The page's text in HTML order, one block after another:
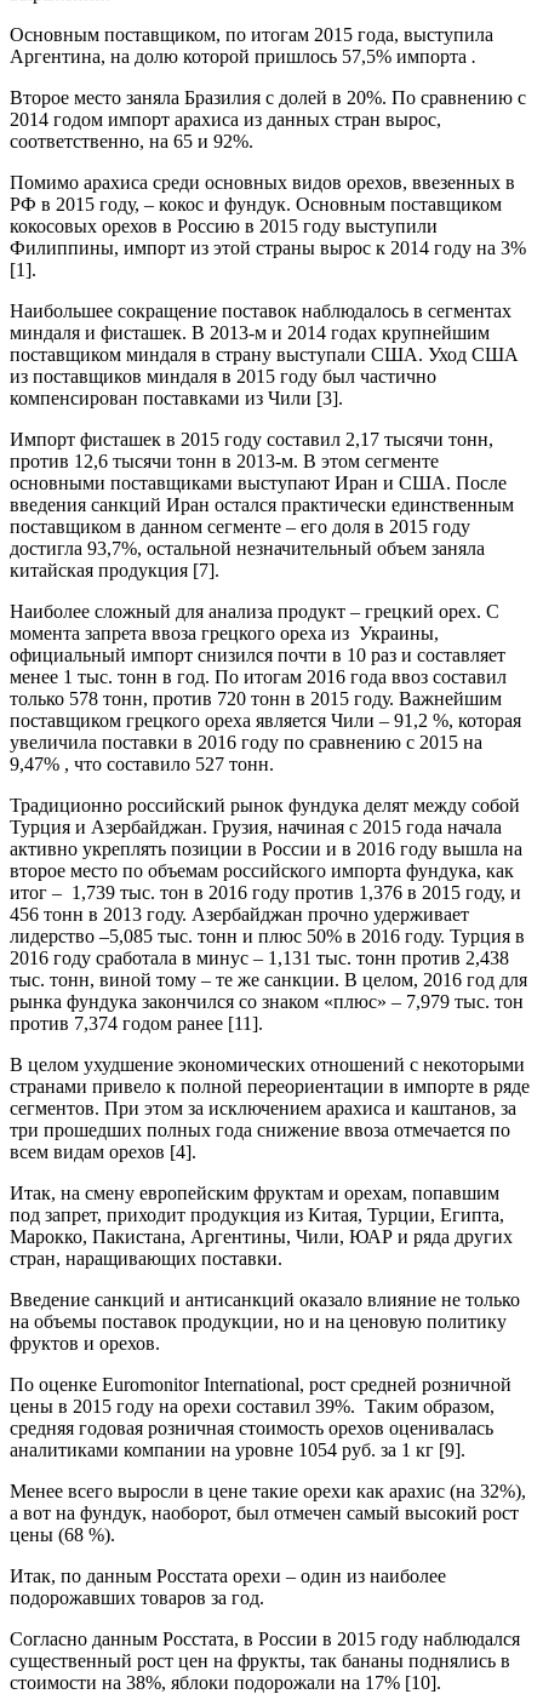
Основным поставщиком, по итогам 2015 года, выступила
Аргентина, на долю которой пришлось 57,5% импорта .
Второе место заняла Бразилия с долей в 20%. По сравнению с
2014 годом импорт арахиса из данных стран вырос,
соответственно, на 65 и 92%.
Помимо арахиса среди основных видов орехов, ввезенных в
РФ в 2015 году, – кокос и фундук. Основным поставщиком
кокосовых орехов в Россию в 2015 году выступили
Филиппины, импорт из этой страны вырос к 2014 году на 3%
[1].
Наибольшее сокращение поставок наблюдалось в сегментах
миндаля и фисташек. В 2013-м и 2014 годах крупнейшим
поставщиком миндаля в страну выступали США. Уход США
из поставщиков миндаля в 2015 году был частично
компенсирован поставками из Чили [3].
Импорт фисташек в 2015 году составил 2,17 тысячи тонн,
против 12,6 тысячи тонн в 2013-м. В этом сегменте
основными поставщиками выступают Иран и США. После
введения санкций Иран остался практически единственным
поставщиком в данном сегменте – его доля в 2015 году
достигла 93,7%, остальной незначительный объем заняла
китайская продукция [7].
Наиболее сложный для анализа продукт – грецкий орех. С
момента запрета ввоза грецкого ореха из Украины,
официальный импорт снизился почти в 10 раз и составляет
менее 1 тыс. тонн в год. По итогам 2016 года ввоз составил
только 578 тонн, против 720 тонн в 2015 году. Важнейшим
поставщиком грецкого ореха является Чили – 91,2 %, которая
увеличила поставки в 2016 году по сравнению с 2015 на
9,47% , что составило 527 тонн.
Традиционно российский рынок фундука делят между собой
Турция и Азербайджан. Грузия, начиная с 2015 года начала
активно укреплять позиции в России и в 2016 году вышла на
второе место по объемам российского импорта фундука, как
итог – 1,739 тыс. тон в 2016 году против 1,376 в 2015 году, и
456 тонн в 2013 году. Азербайджан прочно удерживает
лидерство –5,085 тыс. тонн и плюс 50% в 2016 году. Турция в
2016 году сработала в минус – 1,131 тыс. тонн против 2,438
тыс. тонн, виной тому – те же санкции. В целом, 2016 год для
рынка фундука закончился со знаком «плюс» – 7,979 тыс. тон
против 7,374 годом ранее [11].
В целом ухудшение экономических отношений с некоторыми
странами привело к полной переориентации в импорте в ряде
сегментов. При этом за исключением арахиса и каштанов, за
три прошедших полных года снижение ввоза отмечается по
всем видам орехов [4].
Итак, на смену европейским фруктам и орехам, попавшим
под запрет, приходит продукция из Китая, Турции, Египта,
Марокко, Пакистана, Аргентины, Чили, ЮАР и ряда других
стран, наращивающих поставки.
Введение санкций и антисанкций оказало влияние не только
на объемы поставок продукции, но и на ценовую политику
фруктов и орехов.
По оценке Euromonitor International, рост средней розничной
цены в 2015 году на орехи составил 39%. Таким образом,
средняя годовая розничная стоимость орехов оценивалась
аналитиками компании на уровне 1054 руб. за 1 кг [9].
Менее всего выросли в цене такие орехи как арахис (на 32%),
а вот на фундук, наоборот, был отмечен самый высокий рост
цены (68 %).
Итак, по данным Росстата орехи – один из наиболее
подорожавших товаров за год.
Согласно данным Росстата, в России в 2015 году наблюдался
существенный рост цен на фрукты, так бананы поднялись в
стоимости на 38%, яблоки подорожали на 17% [10].